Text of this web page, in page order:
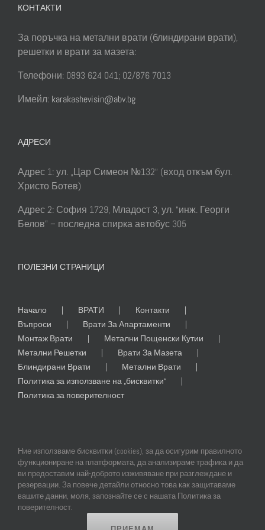
КОНТАКТИ
За поръчка на метални врати (блиндирани врати),
решетки и врати за мазета:
Телефони: 0893 624 041; 02/876 7013
Имейл: karakashevisin@abv.bg
АДРЕСИ
Адрес 1: ул. „Цар Симеон №132“ (вход откъм бул.
Христо Ботев)
Адрес 2: София 1729, Младост 3, ул. “инж. Георги
Белов” – последна спирка автобус 305
ПОЛЕЗНИ СТРАНИЦИ
Начало ВРАТИ
Контакти
Въпроси
Врати За Апартаменти
Монтаж Врати
Метални Пощенски Кутии
Метални Решетки
Врати За Мазета
Блиндирани Врати
Метални Врати
Политика за използване на „бисквитки“
Политика за поверителност
© Copyright2026 | All Rights Reserved | Professional Web Design and
SEO byOnline Creations Ltd
Ние използваме бисквитки (cookies), за да осигурим правилното
функциониране на платформата, да анализираме трафика и да
ви предоставим най-доброто изживяване при разглеждане и
резервации. За повече детайли относно това как защитаваме
вашите данни, моля, запознайте се с нашата Политика за
поверителност.